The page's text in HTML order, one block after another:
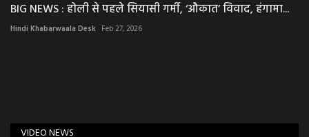
BIG NEWS : होली से पहले सियासी गर्मी, ‘औकात’ विवाद, हंगामा...
Hindi Khabarwaala Desk Feb 27, 2026
VIDEO NEWS